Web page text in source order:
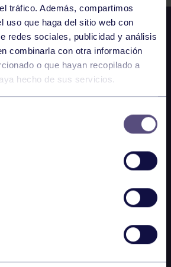
tráfico. Además, compartimos
uso que haga del sitio web con
redes sociales, publicidad y análisis
combinarla con otra información
o que hayan recopilado a
hecho de sus servicios.